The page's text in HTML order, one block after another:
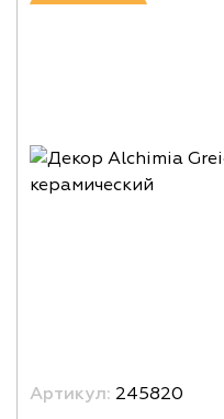
Артикул: 245820